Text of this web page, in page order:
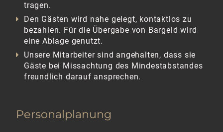
tragen.
Den Gästen wird nahe gelegt, kontaktlos zu
bezahlen. Für die Übergabe von Bargeld wird
eine Ablage genutzt.
Unsere Mitarbeiter sind angehalten, dass sie
Gäste bei Missachtung des Mindestabstandes
freundlich darauf ansprechen.
Personalplanung